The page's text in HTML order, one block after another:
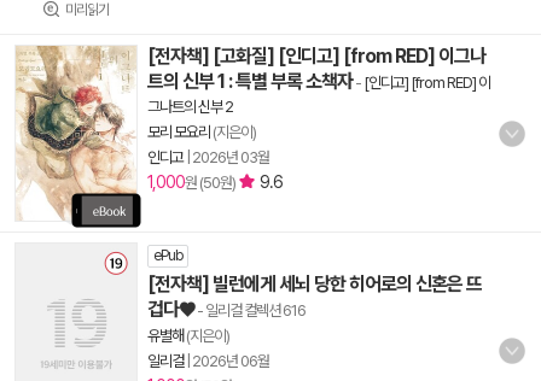
미리읽기
[전자책] [고화질] [인디고] [from RED] 이그나
트의 신부 1 : 특별 부록 소책자- [인디고] [from RED] 이
그나트의 신부 2
모리 모요리 (지은이)
인디고| 2026년 03월
1,000원 (50원) 9.6
ePub
[전자책] 빌런에게 세뇌 당한 히어로의 신혼은 뜨
겁다♥- 일리걸 컬렉션 616
유별해 (지은이)
일리걸| 2026년 06월